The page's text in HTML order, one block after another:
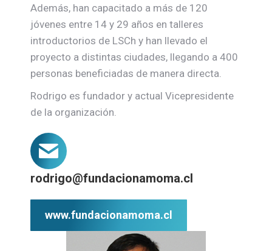
Además, han capacitado a más de 120
jóvenes entre 14 y 29 años en talleres
introductorios de LSCh y han llevado el
proyecto a distintas ciudades, llegando a 400
personas beneficiadas de manera directa.
Rodrigo es fundador y actual Vicepresidente
de la organización.
rodrigo@fundacionamoma.cl
www.fundacionamoma.cl